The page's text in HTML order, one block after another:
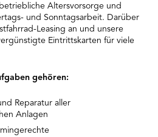
Altersvorsorge und
und Sonntagsarbeit. Darüber
Leasing an und unsere
Eintrittskarten für viele
gehören:
Reparatur aller
Anlagen